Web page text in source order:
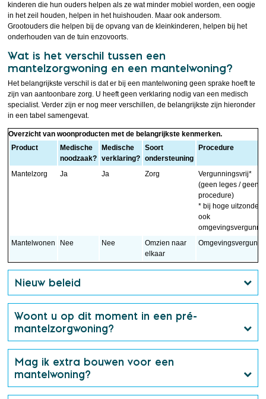
kinderen die hun ouders helpen als ze wat minder mobiel worden, een oogje
in het zeil houden, helpen in het huishouden. Maar ook andersom.
Grootouders die helpen bij de opvang van de kleinkinderen, helpen bij het
onderhouden van de tuin enzovoorts.
Wat is het verschil tussen een
mantelzorgwoning en een mantelwoning?
Het belangrijkste verschil is dat er bij een mantelwoning geen sprake hoeft te
zijn van aantoonbare zorg. U heeft geen verklaring nodig van een medisch
specialist. Verder zijn er nog meer verschillen, de belangrijkste zijn hieronder
in een tabel samengevat.
Overzicht van woonproducten met de belangrijkste kenmerken.
Product
Medische
noodzaak?
Medische
verklaring?
Soort
ondersteuning
Procedure
Mantelzorg Ja Ja Zorg
Vergunningsvrij*
(geen leges / geen
procedure)
* bij hoge
ook
Mantelwonen
Nee Nee
Omzien naar
elkaar
Nieuw beleid
Woont u op dit moment in een pré-
mantelzorgwoning?
Mag ik extra bouwen voor een
mantelwoning?